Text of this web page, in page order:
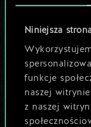
Niniejsza
funkcje
naszej
z naszej